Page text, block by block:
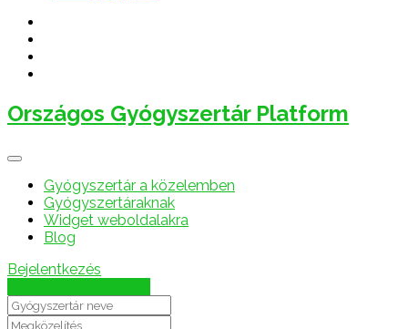
Országos Gyógyszertár Platform
Gyógyszertár a közelemben
Gyógyszertáraknak
Widget weboldalakra
Blog
Bejelentkezés